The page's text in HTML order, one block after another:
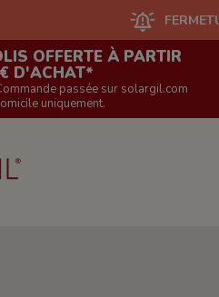
FERMETURE
OFFERTE À PARTIR
D'ACHAT*
passée sur solargil.com
uniquement.